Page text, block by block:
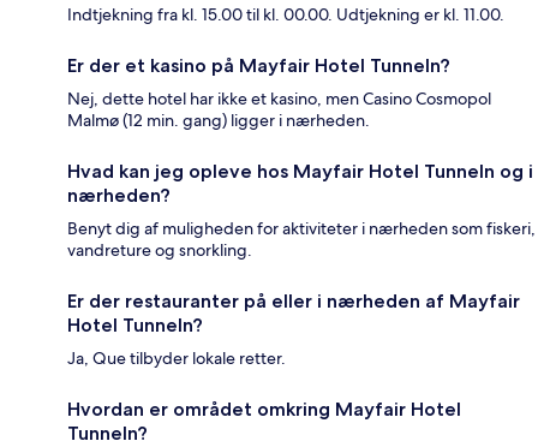
Indtjekning fra kl. 15.00 til kl. 00.00. Udtjekning er kl. 11.00.
Er der et kasino på Mayfair Hotel Tunneln?
Nej, dette hotel har ikke et kasino, men Casino Cosmopol
Malmø (12 min. gang) ligger i nærheden.
Hvad kan jeg opleve hos Mayfair Hotel Tunneln og i
nærheden?
Benyt dig af muligheden for aktiviteter i nærheden som fiskeri,
vandreture og snorkling.
Er der restauranter på eller i nærheden af Mayfair
Hotel Tunneln?
Ja, Que tilbyder lokale retter.
Hvordan er området omkring Mayfair Hotel
Tunneln?